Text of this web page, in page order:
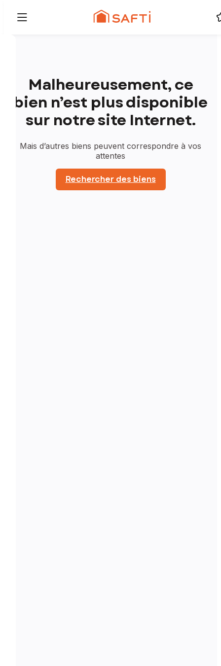
Malheureusement, ce
bien n’est plus disponible
sur notre site Internet.
Mais d’autres biens peuvent correspondre à vos
attentes
Rechercher des biens